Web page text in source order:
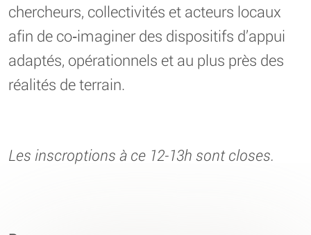
chercheurs, collectivités et acteurs locaux
afin de co‑imaginer des dispositifs d’appui
adaptés, opérationnels et au plus près des
réalités de terrain.
Les inscroptions à ce 12-13h sont closes.